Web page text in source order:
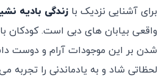
برای آشنایی نزدیک با زندگی بادیه
واقعی بیابان‌ های دبی است. کودکان
شدن بر این موجودات آرام و دوست
لحظاتی شاد و به یادماندنی را تجربه